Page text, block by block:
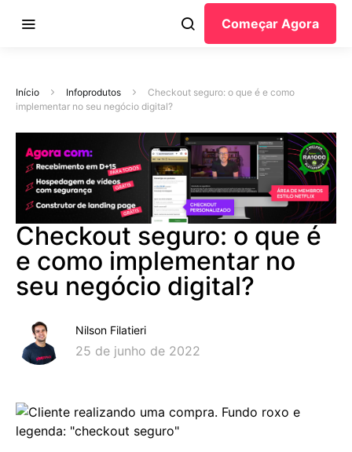
Começar Agora
Início Infoprodutos
Checkout seguro: o que é e como
implementar no seu negócio digital?
Checkout seguro: o que é
e como implementar no
seu negócio digital?
Nilson Filatieri
25 de junho de 2022